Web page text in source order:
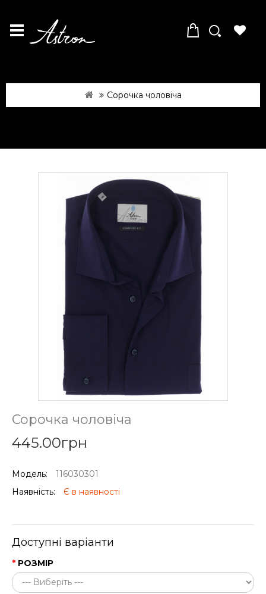
Сорочка чоловіча
Сорочка чоловіча
445.00грн
Модель:
116030301
Наявність:
Є в наявності
Доступні варіанти
РОЗМІР